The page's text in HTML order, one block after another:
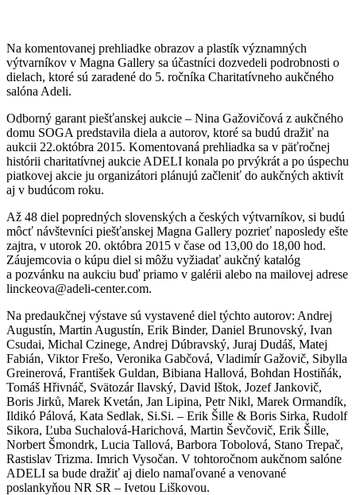
Na komentovanej prehliadke obrazov a plastík významných
výtvarníkov v Magna Gallery sa účastníci dozvedeli podrobnosti o
dielach, ktoré sú zaradené do 5. ročníka Charitatívneho aukčného
salóna Adeli.
Odborný garant piešťanskej aukcie – Nina Gažovičová z aukčného
domu SOGA predstavila diela a autorov, ktoré sa budú dražiť na
aukcii 22.októbra 2015. Komentovaná prehliadka sa v päťročnej
histórii charitatívnej aukcie ADELI konala po prvýkrát a po úspechu
piatkovej akcie ju organizátori plánujú začleniť do aukčných aktivít
aj v budúcom roku.
Až 48 diel popredných slovenských a českých výtvarníkov, si budú
môcť návštevníci piešťanskej Magna Gallery pozrieť naposledy ešte
zajtra, v utorok 20. októbra 2015 v čase od 13,00 do 18,00 hod.
Záujemcovia o kúpu diel si môžu vyžiadať aukčný katalóg
a pozvánku na aukciu buď priamo v galérii alebo na mailovej adrese
linckeova@adeli-center.com.
Na predaukčnej výstave sú vystavené diel týchto autorov: Andrej
Augustín, Martin Augustín, Erik Binder, Daniel Brunovský, Ivan
Csudai, Michal Czinege, Andrej Dúbravský, Juraj Dudáš, Matej
Fabián, Viktor Frešo, Veronika Gabčová, Vladimír Gažovič, Sibylla
Greinerová, František Guldan, Bibiana Hallová, Bohdan Hostiňák,
Tomáš Hřivnáč, Svätozár Ilavský, David Ištok, Jozef Jankovič,
Boris Jirků, Marek Kvetán, Jan Lipina, Petr Nikl, Marek Ormandík,
Ildikó Pálová, Kata Sedlak, Si.Si. – Erik Šille & Boris Sirka, Rudolf
Sikora, Ľuba Suchalová-Harichová, Martin Ševčovič, Erik Šille,
Norbert Šmondrk, Lucia Tallová, Barbora Tobolová, Stano Trepač,
Rastislav Trizma. Imrich Vysočan. V tohtoročnom aukčnom salóne
ADELI sa bude dražiť aj dielo namaľované a venované
poslankyňou NR SR – Ivetou Liškovou.